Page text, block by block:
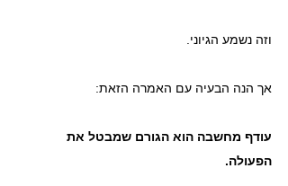
וזה נשמע הגיוני.
אך הנה הבעיה עם האמרה הזאת:
עודף מחשבה הוא הגורם שמבטל את
הפעולה.